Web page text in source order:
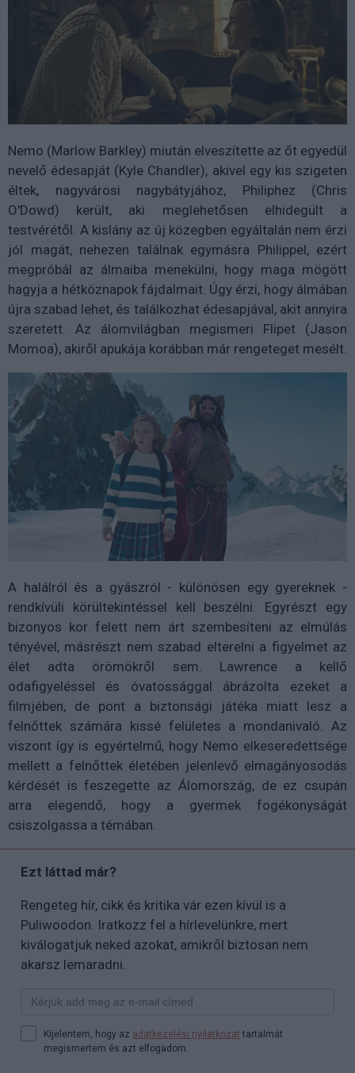
Nemo (Marlow Barkley) miután elveszítette az őt egyedül
nevelő édesapját (Kyle Chandler), akivel egy kis szigeten
éltek, nagyvárosi nagybátyjához, Philiphez (Chris
O'Dowd) került, aki meglehetősen elhidegült a
testvérétől. A kislány az új közegben egyáltalán nem érzi
jól magát, nehezen találnak egymásra Philippel, ezért
megpróbál az álmaiba menekülni, hogy maga mögött
hagyja a hétköznapok fájdalmait. Úgy érzi, hogy álmában
újra szabad lehet, és találkozhat édesapjával, akit annyira
szeretett. Az álomvilágban megismeri Flipet (Jason
Momoa), akiről apukája korábban már rengeteget mesélt.
A halálról és a gyászról - különösen egy gyereknek -
rendkívüli körültekintéssel kell beszélni. Egyrészt egy
bizonyos kor felett nem árt szembesíteni az elmúlás
tényével, másrészt nem szabad elterelni a figyelmet az
élet adta örömökről sem. Lawrence a kellő
odafigyeléssel és óvatossággal ábrázolta ezeket a
filmjében, de pont a biztonsági játéka miatt lesz a
felnőttek számára kissé felületes a mondanivaló. Az
viszont így is egyértelmű, hogy Nemo elkeseredettsége
mellett a felnőttek életében jelenlevő elmagányosodás
kérdését is feszegette az Álomország, de ez csupán
arra elegendő, hogy a gyermek fogékonyságát
csiszolgassa a témában.
Ezt láttad már?
Rengeteg hír, cikk és kritika vár ezen kívül is a
Puliwoodon. Iratkozz fel a hírlevelünkre, mert
kiválogatjuk neked azokat, amikről biztosan nem
akarsz lemaradni.
Kijelentem, hogy az adatkezelési nyilatkozat tartalmát
megismertem és azt elfogadom.